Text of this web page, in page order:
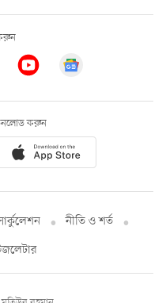
করুন
নীতি ও শর্ত